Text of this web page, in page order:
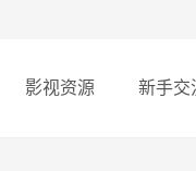
影视资源 新手交